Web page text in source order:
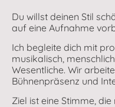
Du willst deinen Stil
auf eine Aufnahme
Ich begleite dich mit
musikalisch,
Wesentliche. Wir
Bühnenpräsenz und
Ziel ist eine Stimme,